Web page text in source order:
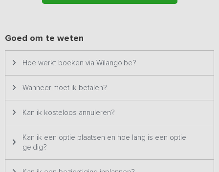
Op een ander terrein, met daartussen een weiland, staat nog een
Bijzonderheden: Dit vakantieadres is zowel voor kleine als
grotere groepen geschikt en staat daarom twee keer op ons
foto's & prijzen en wordt dus ook altijd aan één groep tegelijk
verhuurd.
Goed om te weten
Hoe werkt boeken via Wilango.be?
Wanneer moet ik betalen?
Kan ik kosteloos annuleren?
Kan ik een optie plaatsen en hoe lang is een optie
geldig?